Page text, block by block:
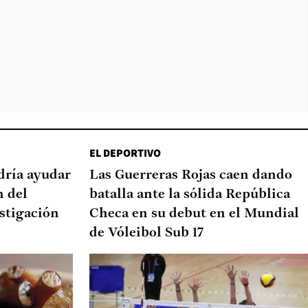
ayudar
del
EL DEPORTIVO
Las Guerreras Rojas caen dando
batalla ante la sólida República
Checa en su debut en el Mundial
de Vóleibol Sub 17